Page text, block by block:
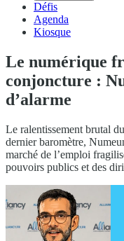
Défis
Agenda
Kiosque
Le numérique
conjoncture :
d’alarme
Le ralentissement brutal
dernier baromètre,
marché de l’emploi
pouvoirs publics et des